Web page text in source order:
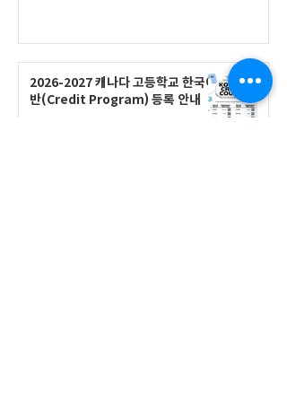
2026-2027 캐나다 고등학교 한국어
반(Credit Program) 등록 안내